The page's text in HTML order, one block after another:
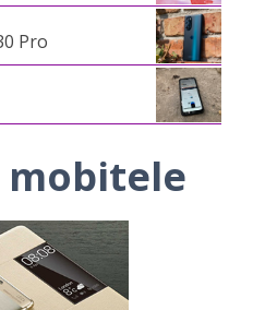
Pro
mobitele